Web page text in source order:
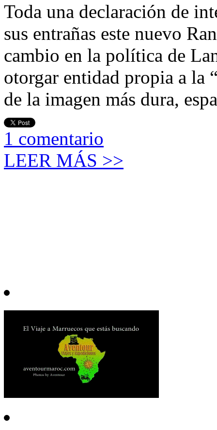
Toda una declaración de
sus entrañas este nuevo
cambio en la política de
otorgar entidad propia a la
de la imagen más dura,
1 comentario
LEER MÁS >>